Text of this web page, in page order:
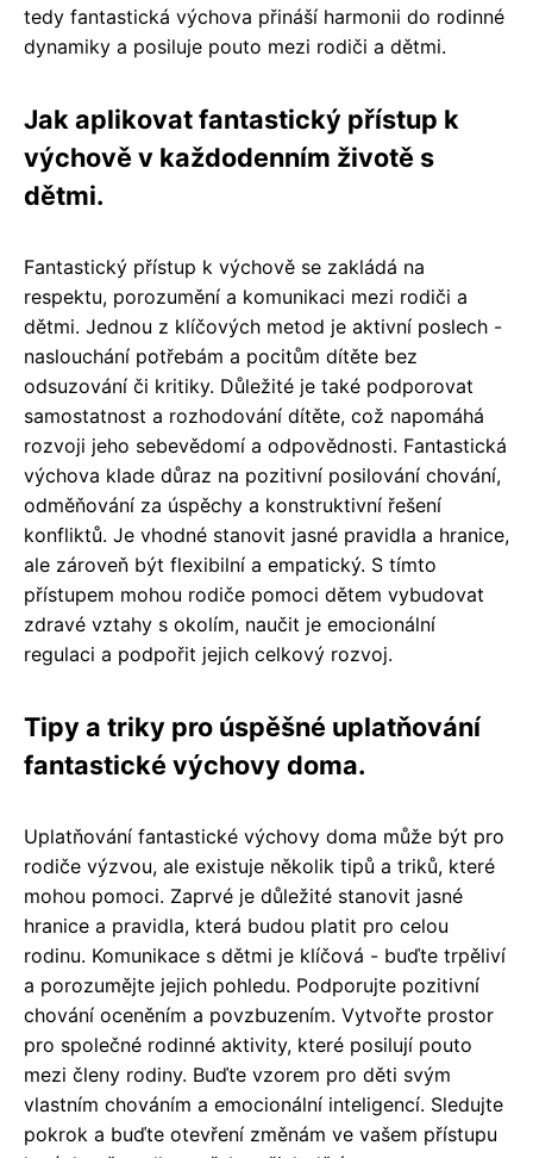
tedy fantastická výchova přináší harmonii do rodinné
dynamiky a posiluje pouto mezi rodiči a dětmi.
Jak aplikovat fantastický přístup k
výchově v každodenním životě s
dětmi.
Fantastický přístup k výchově se zakládá na
respektu, porozumění a komunikaci mezi rodiči a
dětmi. Jednou z klíčových metod je aktivní poslech -
naslouchání potřebám a pocitům dítěte bez
odsuzování či kritiky. Důležité je také podporovat
samostatnost a rozhodování dítěte, což napomáhá
rozvoji jeho sebevědomí a odpovědnosti. Fantastická
výchova klade důraz na pozitivní posilování chování,
odměňování za úspěchy a konstruktivní řešení
konfliktů. Je vhodné stanovit jasné pravidla a hranice,
ale zároveň být flexibilní a empatický. S tímto
přístupem mohou rodiče pomoci dětem vybudovat
zdravé vztahy s okolím, naučit je emocionální
regulaci a podpořit jejich celkový rozvoj.
Tipy a triky pro úspěšné uplatňování
fantastické výchovy doma.
Uplatňování fantastické výchovy doma může být pro
rodiče výzvou, ale existuje několik tipů a triků, které
mohou pomoci. Zaprvé je důležité stanovit jasné
hranice a pravidla, která budou platit pro celou
rodinu. Komunikace s dětmi je klíčová - buďte trpěliví
a porozumějte jejich pohledu. Podporujte pozitivní
chování oceněním a povzbuzením. Vytvořte prostor
pro společné rodinné aktivity, které posilují pouto
mezi členy rodiny. Buďte vzorem pro děti svým
vlastním chováním a emocionální inteligencí. Sledujte
pokrok a buďte otevření změnám ve vašem přístupu